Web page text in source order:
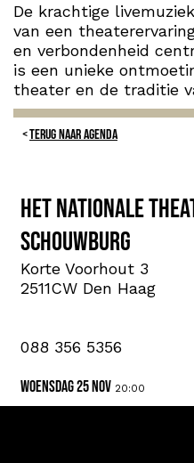
De krachtige
van een
en verbondenheid
is een unieke
theater en de traditie
TERUG NAAR AGENDA
Het Nationale
Schouwburg
Korte Voorhout 3
2511CW Den Haag
088 356 5356
woensdag 25 nov 20:00